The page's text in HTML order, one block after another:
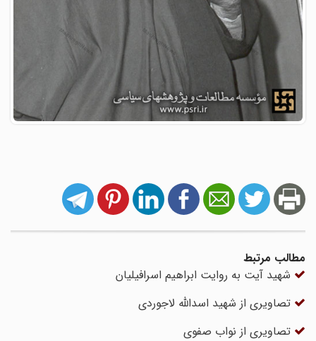
مطالب مرتبط
شهید آیت به روایت ابراهیم اسرافیلیان
تصاویری از شهید اسدالله لاجوردی
تصاویری از نواب صفوی